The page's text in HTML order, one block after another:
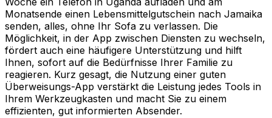
Monatsende einen Lebensmittelgutschein nach Jamaika
senden, alles, ohne Ihr Sofa zu verlassen. Die
Möglichkeit, in der App zwischen Diensten zu wechseln,
fördert auch eine häufigere Unterstützung und hilft
Ihnen, sofort auf die Bedürfnisse Ihrer Familie zu
reagieren. Kurz gesagt, die Nutzung einer guten
Überweisungs-App verstärkt die Leistung jedes Tools in
Ihrem Werkzeugkasten und macht Sie zu einem
effizienten, gut informierten Absender.